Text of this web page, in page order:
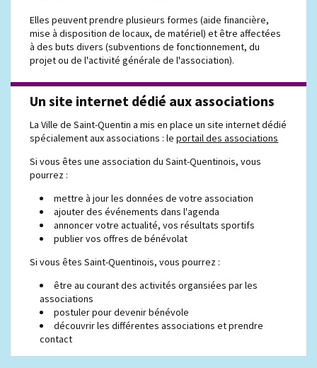
Elles peuvent prendre plusieurs formes (aide financière,
mise à disposition de locaux, de matériel) et être affectées
à des buts divers (subventions de fonctionnement, du
projet ou de l'activité générale de l'association).
Un site internet dédié aux associations
La Ville de Saint-Quentin a mis en place un site internet dédié
spécialement aux associations : leportail des associations
Si vous êtes une association du Saint-Quentinois, vous
pourrez :
mettre à jour les données de votre association
ajouter des événements dans l'agenda
annoncer votre actualité, vos résultats sportifs
publier vos offres de bénévolat
Si vous êtes Saint-Quentinois, vous pourrez :
être au courant des activités organsiées par les
associations
postuler pour devenir bénévole
découvrir les différentes associations et prendre
contact